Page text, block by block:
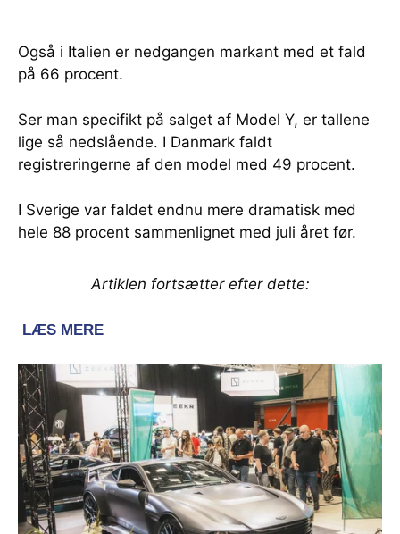
Også i Italien er nedgangen markant med et fald
på 66 procent.
Ser man specifikt på salget af Model Y, er tallene
lige så nedslående. I Danmark faldt
registreringerne af den model med 49 procent.
I Sverige var faldet endnu mere dramatisk med
hele 88 procent sammenlignet med juli året før.
Artiklen fortsætter efter dette: